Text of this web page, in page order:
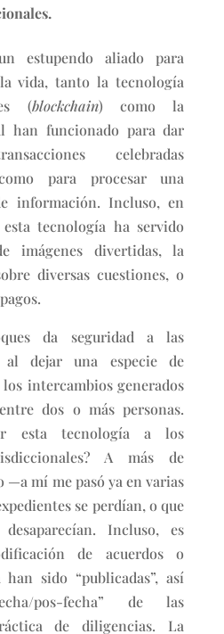
estupendo aliado para
vida, tanto la tecnología
(blockchain) como la
han funcionado para dar
celebradas
para procesar una
información. Incluso, en
esta tecnología ha servido
imágenes divertidas, la
diversas cuestiones, o
da seguridad a las
al dejar una especie de
intercambios generados
dos o más personas.
esta tecnología a los
A más de
—a mí me pasó ya en varias
se perdían, o que
Incluso, es
de acuerdos o
sido “publicadas”, así
pos-fecha” de las
de diligencias. La